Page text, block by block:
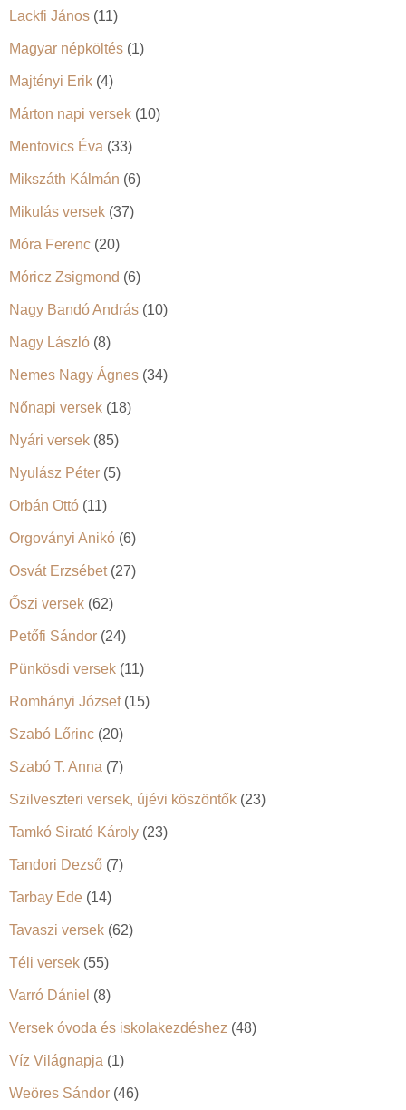
Lackfi János (11)
Magyar népköltés (1)
Majtényi Erik (4)
Márton napi versek (10)
Mentovics Éva (33)
Mikszáth Kálmán (6)
Mikulás versek (37)
Móra Ferenc (20)
Móricz Zsigmond (6)
Nagy Bandó András (10)
Nagy László (8)
Nemes Nagy Ágnes (34)
Nőnapi versek (18)
Nyári versek (85)
Nyulász Péter (5)
Orbán Ottó (11)
Orgoványi Anikó (6)
Osvát Erzsébet(27)
Őszi versek (62)
Petőfi Sándor (24)
Pünkösdi versek (11)
Romhányi József(15)
Szabó Lőrinc (20)
Szabó T. Anna (7)
Szilveszteri versek, újévi köszöntők (23)
Tamkó Sirató Károly (23)
Tandori Dezső (7)
Tarbay Ede (14)
Tavaszi versek (62)
Téli versek (55)
Varró Dániel (8)
Versek óvoda és iskolakezdéshez (48)
Víz Világnapja (1)
Weöres Sándor (46)